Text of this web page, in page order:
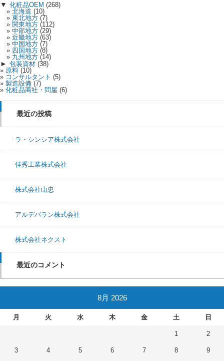
▼ 化粧品OEM (268)
北海道 (10)
東北地方 (7)
関東地方 (112)
中部地方 (29)
近畿地方 (63)
中国地方 (7)
四国地方 (8)
九州地方 (14)
► 包装資材 (38)
原料 (10)
コンサルタント (5)
製造設備 (7)
化粧品商社・問屋 (6)
最近の投稿
ラ・シンシア株式会社
佳秀工業株式会社
株式会社山忠
アルデバラン株式会社
株式会社ネクスト
最近のコメント
8月 2026
月 火 水 木 金 土 日
1 2
3 4 5 6 7 8 9